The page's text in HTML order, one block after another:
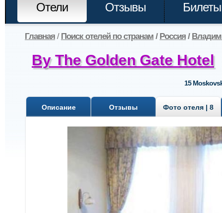
Отели Отзывы Билеты
Главная / Поиск отелей по странам / Россия /
By The Golden Gate Hotel
15
Описание Отзывы Фото отеля | 8